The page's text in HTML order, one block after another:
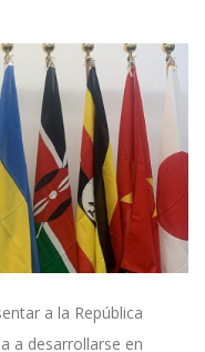
a la República
a desarrollarse en